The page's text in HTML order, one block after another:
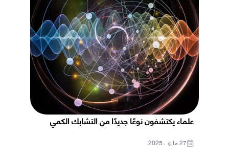
علماء يكتشفون نوعًا جديدًا من التشابك الكمي
27 مايو ، 2025